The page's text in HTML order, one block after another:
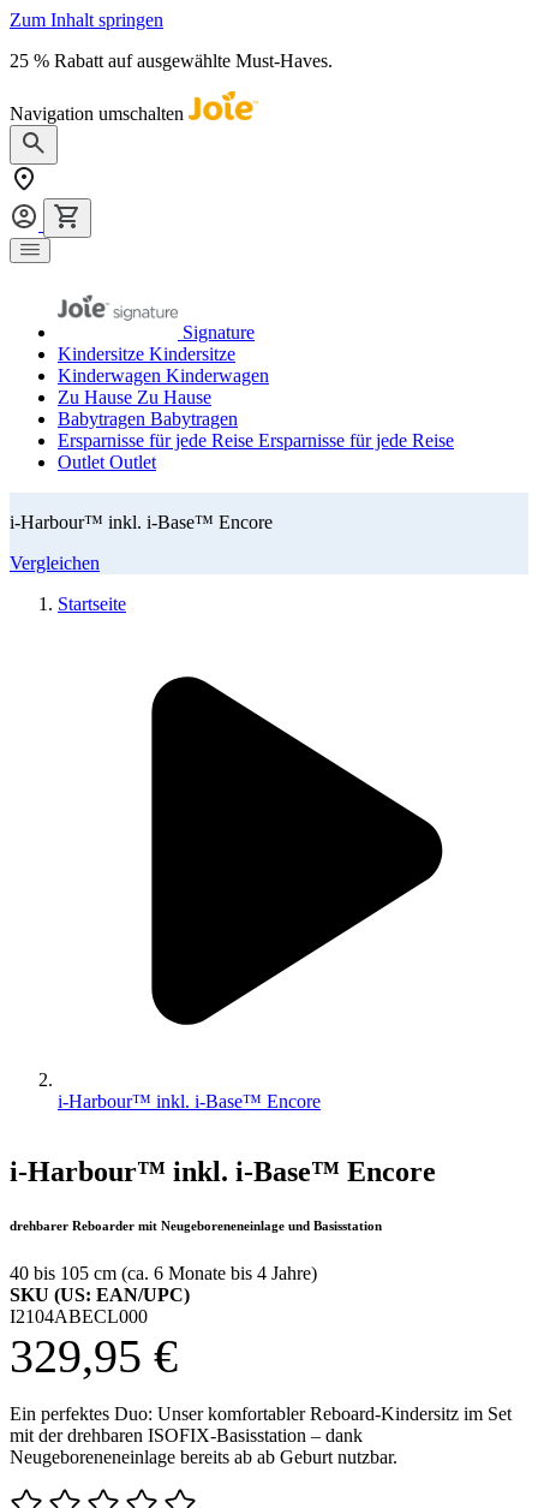
Zum Inhalt springen
25 % Rabatt auf ausgewählte Must-Haves.
Navigation umschalten
Signature
Kindersitze Kindersitze
Kinderwagen Kinderwagen
Zu Hause Zu Hause
Babytragen Babytragen
Ersparnisse für jede Reise Ersparnisse für jede Reise
Outlet Outlet
i-Harbour™ inkl. i-Base™ Encore
Vergleichen
Startseite
i-Harbour™ inkl. i-Base™ Encore
i-Harbour™ inkl. i-Base™ Encore
drehbarer Reboarder mit Neugeboreneneinlage und Basisstation
40 bis 105 cm (ca. 6 Monate bis 4 Jahre)
SKU (US: EAN/UPC)
I2104ABECL000
329,95 €
Ein perfektes Duo: Unser komfortabler Reboard-Kindersitz im Set
mit der drehbaren ISOFIX-Basisstation – dank
Neugeboreneneinlage bereits ab ab Geburt nutzbar.